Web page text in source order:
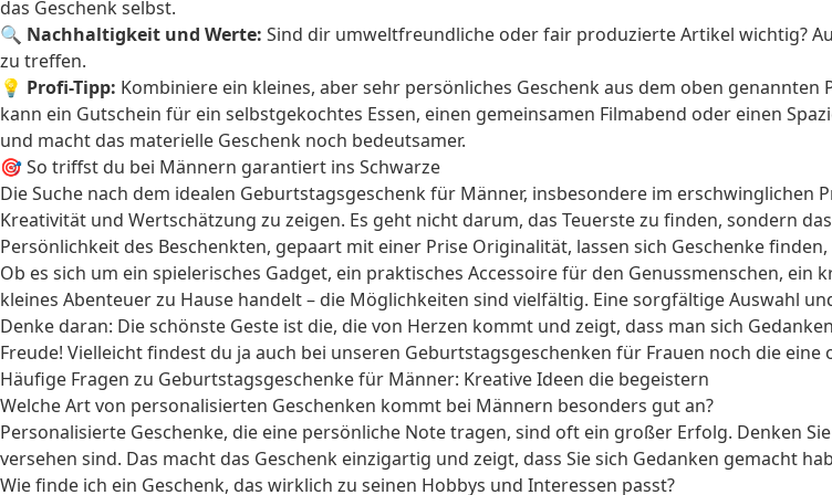
das Geschenk selbst.
🔍 Nachhaltigkeit und Werte: Sind dir umweltfreundliche oder fair produzierte Artikel wichtig?
zu treffen.
💡 Profi-Tipp: Kombiniere ein kleines, aber sehr persönliches Geschenk aus dem oben
kann ein Gutschein für ein selbstgekochtes Essen, einen gemeinsamen Filmabend oder einen
und macht das materielle Geschenk noch bedeutsamer.
🎯 So triffst du bei Männern garantiert ins Schwarze
Die Suche nach dem idealen Geburtstagsgeschenk für Männer, insbesondere im erschwinglichen
Kreativität und Wertschätzung zu zeigen. Es geht nicht darum, das Teuerste zu finden, sondern
Persönlichkeit des Beschenkten, gepaart mit einer Prise Originalität, lassen sich Geschenke
Ob es sich um ein spielerisches Gadget, ein praktisches Accessoire für den Genussmenschen,
kleines Abenteuer zu Hause handelt – die Möglichkeiten sind vielfältig. Eine sorgfältige Auswahl
Denke daran: Die schönste Geste ist die, die von Herzen kommt und zeigt, dass man sich
Freude! Vielleicht findest du ja auch bei unseren Geburtstagsgeschenken für Frauen noch die eine
Häufige Fragen zu Geburtstagsgeschenke für Männer: Kreative Ideen die begeistern
Welche Art von personalisierten Geschenken kommt bei Männern besonders gut an?
Personalisierte Geschenke, die eine persönliche Note tragen, sind oft ein großer Erfolg. Denken
versehen sind. Das macht das Geschenk einzigartig und zeigt, dass Sie sich Gedanken gemacht
Wie finde ich ein Geschenk, das wirklich zu seinen Hobbys und Interessen passt?